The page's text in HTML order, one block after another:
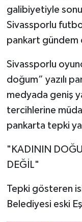
galibiyetiyle
Sivassporlu
pankart gündem
Sivassporlu
doğum” yazılı
medyada geniş
tercihlerine
pankarta tepki
"KADININ
DEĞİL"
Tepki gösteren
Belediyesi eski